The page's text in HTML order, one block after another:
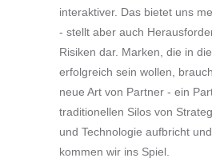
interaktiver. Das bietet uns
‑ stellt aber auch
Risiken dar. Marken, die in
erfolgreich sein wollen,
neue Art von Partner ‑ ein
traditionellen Silos von
und Technologie aufbricht
kommen wir ins Spiel.